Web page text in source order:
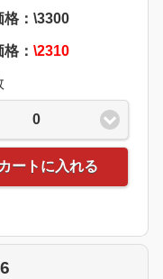
格：\3300
： \2310
0
カートに入れる